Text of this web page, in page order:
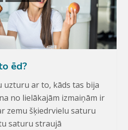
ēd?
uzturu ar to, kāds tas bija
no lielākajām izmaiņām ir
zemu šķiedrvielu saturu
saturu straujā